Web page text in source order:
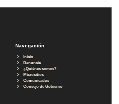
Navegación
Inicio
Denuncia
¿Quiénes somos?
Micrositios
Comunicados
Consejo de Gobierno